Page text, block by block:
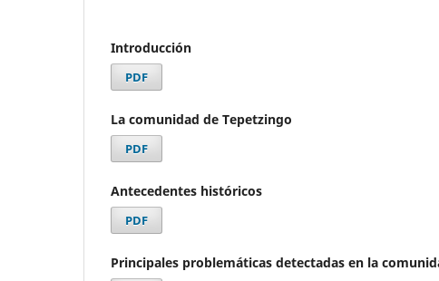
Introducción
PDF
La comunidad de Tepetzingo
PDF
Antecedentes históricos
PDF
Principales problemáticas detectadas en la